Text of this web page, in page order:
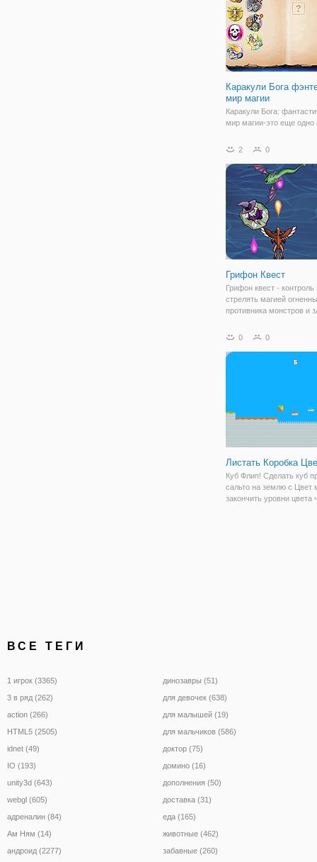
Каракули Бога
мир магии
Каракули Бога:
мир магии-это еще одно
фэнтези. Как и в
использовать ваш мозг и
чтобы соединить вместе
различные элементы и
2 0
Грифон Квест
Грифон квест -
стрелять магией
противника монстров и
0
0
Листать Коробка
Куб Флип! Сделать куб
сальто на землю с Цвет
закончить уровни цвета
ВСЕ ТЕГИ
1 игрок (3365)
3 в ряд (262)
action (266)
HTML5 (2505)
idnet (49)
IO (193)
unity3d (643)
webgl (605)
адреналин (84)
Ам Ням (14)
андроид (2277)
динозавры (51)
для девочек (638)
для малышей (19)
для мальчиков (586)
доктор (75)
домино (16)
дополнения (50)
доставка (31)
еда (165)
животные (462)
забавные (260)